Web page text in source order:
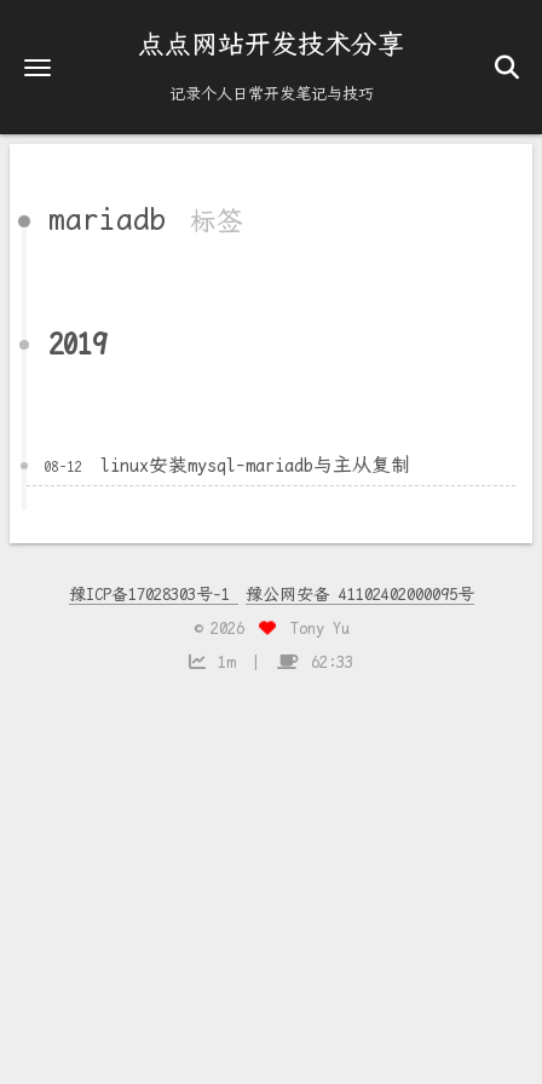
点点网站开发技术分享
记录个人日常开发笔记与技巧
mariadb 标签
2019
08-12 linux安装mysql-mariadb与主从复制
豫ICP备17028303号-1
豫公网安备 41102402000095号
© 2026
Tony Yu
1m
62:33